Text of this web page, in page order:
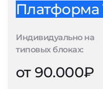
Платформа
Индивидуально на
типовых блоках:
от 90.000₽